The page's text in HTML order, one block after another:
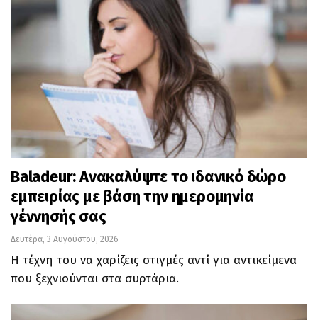
Baladeur: Ανακαλύψτε το ιδανικό δώρο
εμπειρίας με βάση την ημερομηνία
γέννησής σας
Δευτέρα, 3 Αυγούστου, 2026
Η τέχνη του να χαρίζεις στιγμές αντί για αντικείμενα
που ξεχνιούνται στα συρτάρια.